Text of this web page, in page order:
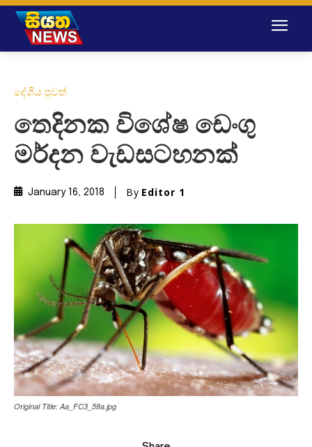
දේශීය පුවත්
තෙදිනක විශේෂ ඩෙංගු
මර්දන වැඩසටහනක්
January 16, 2018 By Editor 1
Original Title: Aa_FC3_58a.jpg